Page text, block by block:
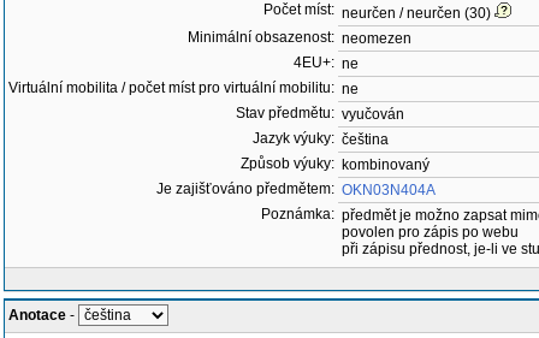
Počet míst: neurčen / neurčen (30)
Minimální obsazenost: neomezen
4EU+: ne
Virtuální mobilita / počet míst pro virtuální mobilitu: ne
Stav předmětu: vyučován
Jazyk výuky: čeština
Způsob výuky: kombinovaný
Je zajišťováno předmětem: OKN03N404A
Poznámka: předmět je možno zapsat
povolen pro zápis po webu
při zápisu přednost, je-li ve
Anotace -